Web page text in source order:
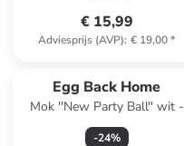
€ 15,99
Adviesprijs (AVP): € 19,00*
Egg Back Home
Mok ''New Party Ball'' wit -
500 ml
-24%